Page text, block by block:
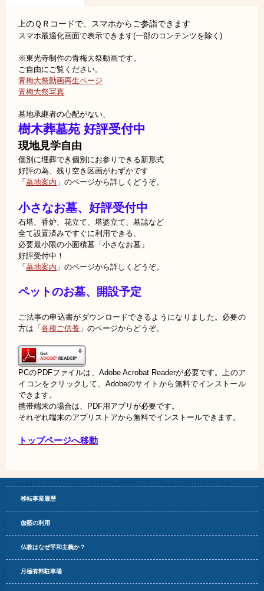
上のＱＲコードで、スマホからご参詣できます
スマホ最適化画面で表示できます(一部のコンテンツを除く)
※東光寺制作の青梅大祭動画です。
ご自由にご覧ください。
青梅大祭動画再生ページ
青梅大祭写真
墓地承継者の心配がない、
樹木葬墓苑 好評受付中
現地見学自由
個別に埋葬でき個別にお参りできる新形式
好評の為、残り空き区画がわずかです
「墓地案内 」のページから詳しくどうぞ。
小さなお墓、好評受付中
石塔、香炉、花立て、塔婆立て、墓誌など
全て設置済みですぐに利用できる、
必要最小限の小面積墓「小さなお墓」
好評受付中！
「墓地案内 」のページから詳しくどうぞ。
ペットのお墓、開設予定
ご法事の申込書がダウンロードできるようになりました。必要の
方は「各種ご供養 」のページからどうぞ。
PCのPDFファイルは、Adobe Acrobat Readerが必要です。上のア
イコンをクリックして、Adobeのサイトから無料でインストール
できます。
携帯端末の場合は、PDF用アプリが必要です。
それぞれ端末のアプリストアから無料でインストールできます。
トップページへ移動
移転事業履歴
伽藍の利用
仏教はなぜ平和主義か？
月極有料駐車場